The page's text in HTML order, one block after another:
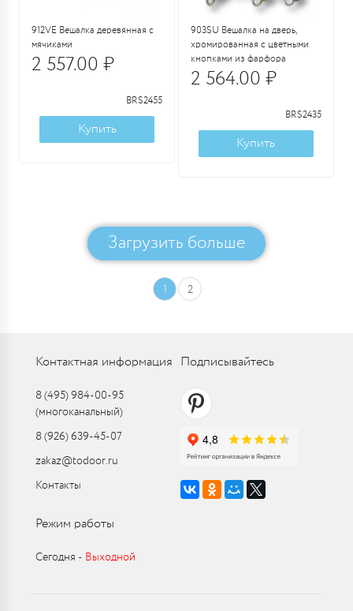
912VE Вешалка деревянная с
мячиками
2 557.00 ₽
BRS2455
Купить
903SU Вешалка на дверь,
хромированная с цветными
кнопками из фарфора
2 564.00 ₽
BRS2435
Купить
Загрузить больше
1 2
Контактная информация
8 (495) 984-00-95
(многоканальный)
8 (926) 639-45-07
zakaz@todoor.ru
Контакты
Подписывайтесь
Режим работы
Сегодня ‑ Выходной